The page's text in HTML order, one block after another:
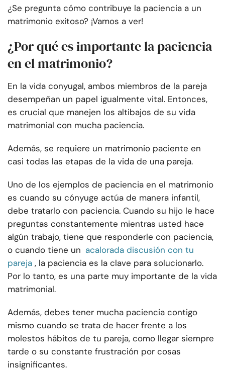
¿Se pregunta cómo contribuye la paciencia a un
matrimonio exitoso? ¡Vamos a ver!
¿Por qué es importante la paciencia
en el matrimonio?
En la vida conyugal, ambos miembros de la pareja
desempeñan un papel igualmente vital. Entonces,
es crucial que manejen los altibajos de su vida
matrimonial con mucha paciencia.
Además, se requiere un matrimonio paciente en
casi todas las etapas de la vida de una pareja.
Uno de los ejemplos de paciencia en el matrimonio
es cuando su cónyuge actúa de manera infantil,
debe tratarlo con paciencia. Cuando su hijo le hace
preguntas constantemente mientras usted hace
algún trabajo, tiene que responderle con paciencia,
o cuando tiene un acalorada discusión con tu
pareja , la paciencia es la clave para solucionarlo.
Por lo tanto, es una parte muy importante de la vida
matrimonial.
Además, debes tener mucha paciencia contigo
mismo cuando se trata de hacer frente a los
molestos hábitos de tu pareja, como llegar siempre
tarde o su constante frustración por cosas
insignificantes.